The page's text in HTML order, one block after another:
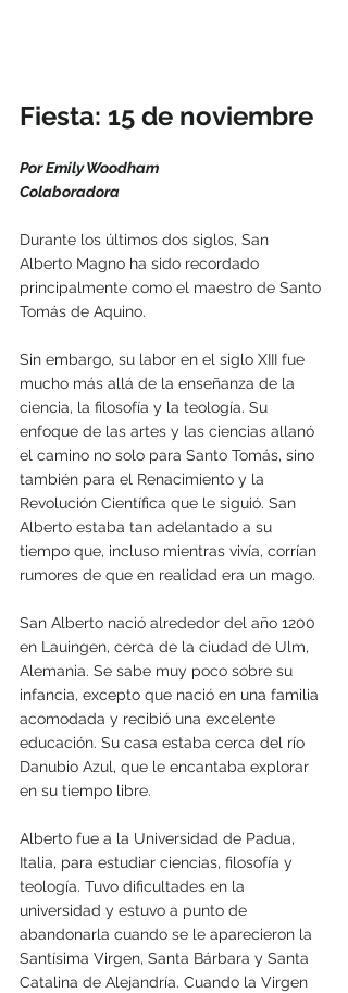
Fiesta: 15 de noviembre
Por Emily Woodham
Colaboradora
Durante los últimos dos siglos, San
Alberto Magno ha sido recordado
principalmente como el maestro de Santo
Tomás de Aquino.
Sin embargo, su labor en el siglo XIII fue
mucho más allá de la enseñanza de la
ciencia, la filosofía y la teología. Su
enfoque de las artes y las ciencias allanó
el camino no solo para Santo Tomás, sino
también para el Renacimiento y la
Revolución Científica que le siguió. San
Alberto estaba tan adelantado a su
tiempo que, incluso mientras vivía, corrían
rumores de que en realidad era un mago.
San Alberto nació alrededor del año 1200
en Lauingen, cerca de la ciudad de Ulm,
Alemania. Se sabe muy poco sobre su
infancia, excepto que nació en una familia
acomodada y recibió una excelente
educación. Su casa estaba cerca del río
Danubio Azul, que le encantaba explorar
en su tiempo libre.
Alberto fue a la Universidad de Padua,
Italia, para estudiar ciencias, filosofía y
teología. Tuvo dificultades en la
universidad y estuvo a punto de
abandonarla cuando se le aparecieron la
Santísima Virgen, Santa Bárbara y Santa
Catalina de Alejandría. Cuando la Virgen